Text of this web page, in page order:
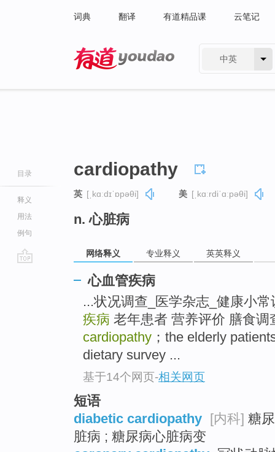
词典 翻译 有道精品课 云笔记
中英
目录
释义
用法
例句
cardiopathy
英 [ˌkɑːdɪˈɒpəθi] 美 [ˌkɑːrdiˈɑːpəθi]
n. 心脏病
网络释义 专业释义 英英释义
心血管疾病
...状况调查_医学杂志_健康小
疾病 老年患者 营养评价 膳食
cardiopathy ；the elderly
dietary survey ...
基于14个网页-相关网页
短语
diabetic cardiopathy [内科] 糖
脏病 ; 糖尿病心脏病变